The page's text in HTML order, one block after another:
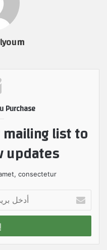
Purchase
list to
consectetur.
خ
ب